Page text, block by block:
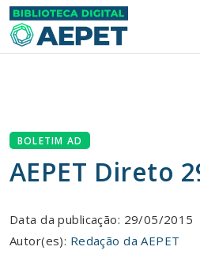
BOLETIM AD
AEPET Direto
Data da publicação: 29/05/2015
Autor(es): Redação da AEPET